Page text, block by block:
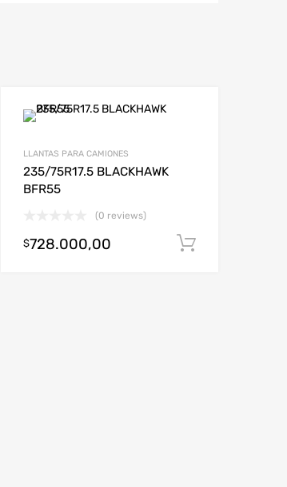
Añadir al carrito
LLANTAS PARA CAMIONES
235/75R17.5 BLACKHAWK
BFR55
(0 reviews)
$728.000,00